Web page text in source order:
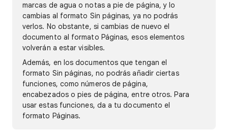
marcas de agua o notas a pie de página, y lo
cambias al formato Sin páginas, ya no podrás
verlos. No obstante, si cambias de nuevo el
documento al formato Páginas, esos elementos
volverán a estar visibles.
Además, en los documentos que tengan el
formato Sin páginas, no podrás añadir ciertas
funciones, como números de página,
encabezados o pies de página, entre otros. Para
usar estas funciones, da a tu documento el
formato Páginas.